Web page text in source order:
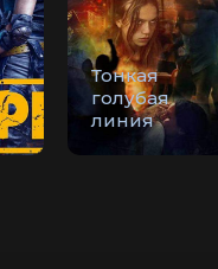
Тонкая
голубая
линия